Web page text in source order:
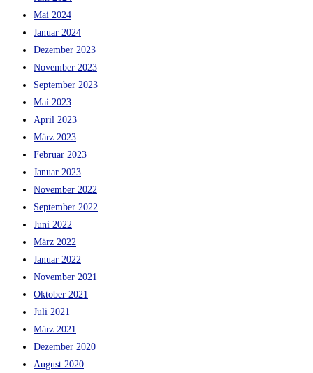
Mai 2024
Januar 2024
Dezember 2023
November 2023
September 2023
Mai 2023
April 2023
März 2023
Februar 2023
Januar 2023
November 2022
September 2022
Juni 2022
März 2022
Januar 2022
November 2021
Oktober 2021
Juli 2021
März 2021
Dezember 2020
August 2020